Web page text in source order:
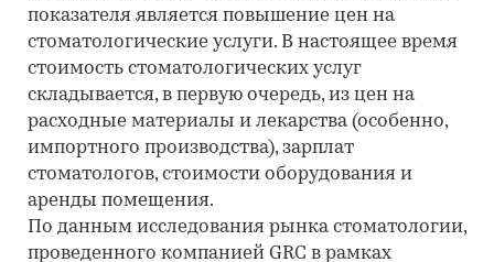
показателя является повышение цен на
стоматологические услуги. В настоящее время
стоимость стоматологических услуг
складывается, в первую очередь, из цен на
расходные материалы и лекарства (особенно,
импортного производства), зарплат
стоматологов, стоимости оборудования и
аренды помещения.
По данным исследования рынка стоматологии,
проведенного компанией GRC в рамках